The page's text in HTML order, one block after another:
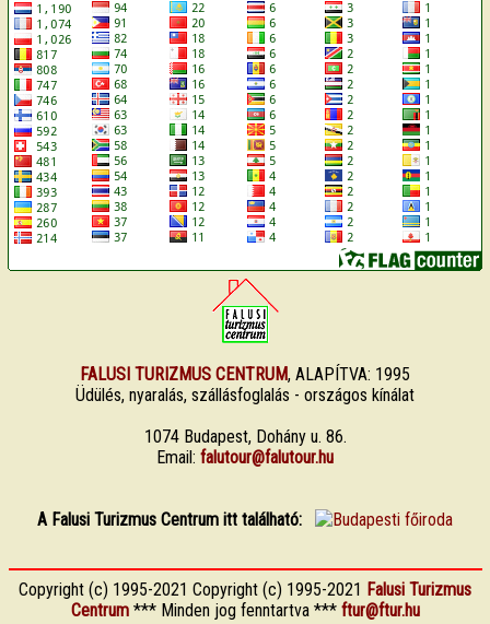
FALUSI TURIZMUS CENTRUM, ALAPÍTVA: 1995
Üdülés, nyaralás, szállásfoglalás - országos kínálat
1074 Budapest, Dohány u. 86.
Email: falutour@falutour.hu
A Falusi Turizmus Centrum itt található:
Copyright (c) 1995-2021 Copyright (c) 1995-2021 Falusi Turizmus
Centrum*** Minden jog fenntartva *** ftur@ftur.hu